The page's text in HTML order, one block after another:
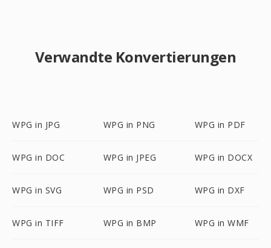
Verwandte Konvertierungen
WPG in JPG WPG in PNG WPG in PDF
WPG in DOC WPG in JPEG WPG in DOCX
WPG in SVG WPG in PSD WPG in DXF
WPG in TIFF WPG in BMP WPG in WMF